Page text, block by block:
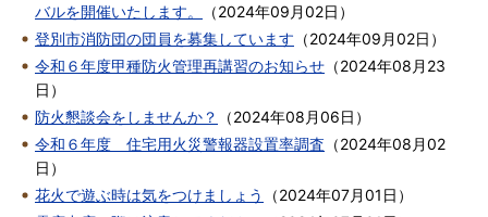
バルを開催いたします。
（2024年09月02日 ）
登別市消防団の団員を募集しています （2024年09月02日 ）
令和６年度甲種防火管理再講習のお知らせ （2024年08月23
日 ）
防火懇談会をしませんか？
（2024年08月06日 ）
令和６年度 住宅用火災警報器設置率調査 （2024年08月02
日 ）
花火で遊ぶ時は気をつけましょう
（2024年07月01日 ）